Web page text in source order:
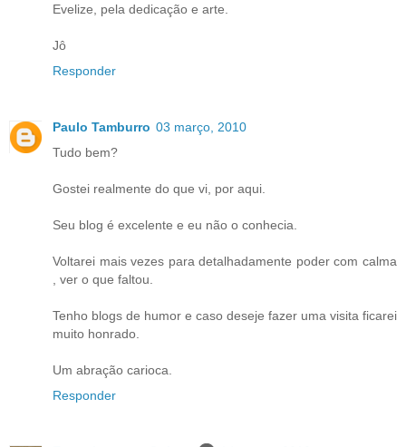
Evelize, pela dedicação e arte.
Jô
Responder
Paulo Tamburro 03 março, 2010
Tudo bem?
Gostei realmente do que vi, por aqui.
Seu blog é excelente e eu não o conhecia.
Voltarei mais vezes para detalhadamente poder com calma
, ver o que faltou.
Tenho blogs de humor e caso deseje fazer uma visita ficarei
muito honrado.
Um abração carioca.
Responder